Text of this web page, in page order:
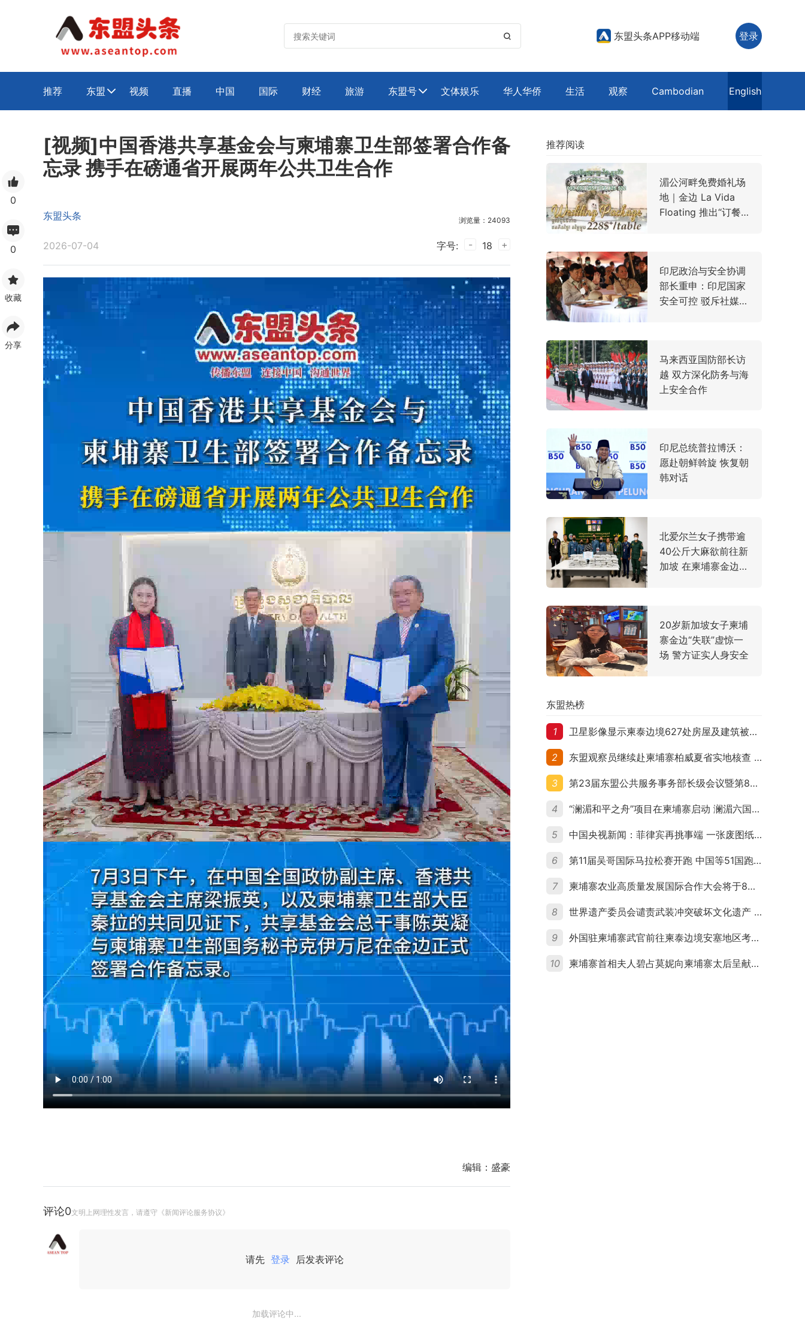
 东盟头条APP移动端 登录
推荐 东盟  视频 直播 中国 国际 财经 旅游 东盟号 文体娱乐 华人华侨 生活 观察 Cambodian English
0
0
收藏
分享
[视频]中国香港共享基金会与柬埔寨卫生部签署合作备
忘录 携手在磅通省开展两年公共卫生合作
东盟头条 浏览量：24093
2026-07-04 字号: - 18 +
编辑： 盛豪
评论0文明上网理性发言，请遵守《新闻评论服务协议》
请先 登录 后发表评论
加载评论中...
推荐阅读
湄公河畔免费婚礼场
地｜金边 La Vida
Floating 推出“订餐
印尼政治与安全协调
部长重申：印尼国家
安全可控 驳斥社媒传
​马来西亚国防部长访
越 双方深化防务与海
上安全合作
印尼总统普拉博沃：
愿赴朝鲜斡旋 恢复朝
韩对话
北爱尔兰女子携带逾
40公斤大麻欲前往新
加坡 在柬埔寨金边机
20岁新加坡女子柬埔
寨金边“失联”虚惊一
场 警方证实人身安全
东盟热榜
1 卫星影像显示柬泰边境627处房屋及建筑被夷平 人权组织呼吁保护平民财产
2 东盟观察员继续赴柬埔寨柏威夏省实地核查 走访遭袭柬埔寨平民村庄
3 第23届东盟公共服务事务部长级会议暨第8届东盟与中日韩公共服务事务部长级会议在柬埔寨暹粒开幕
4 “澜湄和平之舟”项目在柬埔寨启动 澜湄六国青年共话和平与发展
5 中国央视新闻：菲律宾再挑事端 一张废图纸划不走中国黄岩岛
6 第11届吴哥国际马拉松赛开跑 中国等51国跑者齐聚暹粒
7 柬埔寨农业高质量发展国际合作大会将于8月20日举行
8 世界遗产委员会谴责武装冲突破坏文化遗产 柬埔寨呼吁依法追责并加强国际合作
9 外国驻柬埔寨武官前往柬泰边境安塞地区考察 柬方介绍“危险握手”事件及边境情况
10 柬埔寨首相夫人碧占莫妮向柬埔寨太后呈献世界女童军“卓越领袖奖”